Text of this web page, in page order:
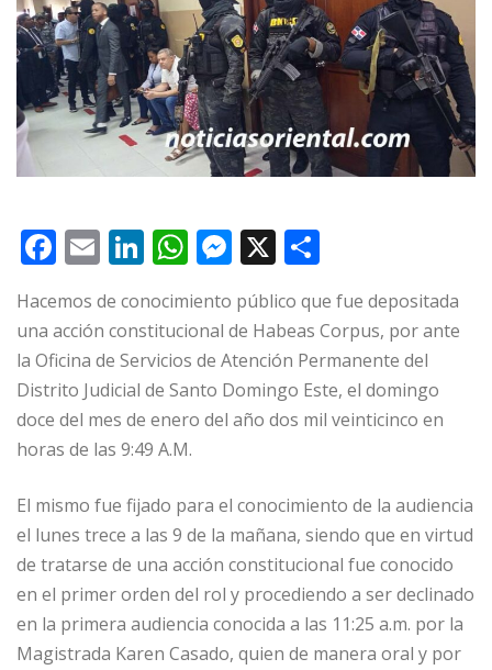
F
c
e
b
o
o
k
E
m
ai
l
Li
k
e
dI
n
W
h
at
s
A
p
p
M
ss
e
n
g
r
X
o
m
p
ar
ti
Hacemos de conocimiento público que fue depositada
una acción constitucional de Habeas Corpus, por ante
la Oficina de Servicios de Atención Permanente del
Distrito Judicial de Santo Domingo Este, el domingo
doce del mes de enero del año dos mil veinticinco en
horas de las 9:49 A.M.
El mismo fue fijado para el conocimiento de la audiencia
el lunes trece a las 9 de la mañana, siendo que en virtud
de tratarse de una acción constitucional fue conocido
en el primer orden del rol y procediendo a ser declinado
en la primera audiencia conocida a las 11:25 a.m. por la
Magistrada Karen Casado, quien de manera oral y por